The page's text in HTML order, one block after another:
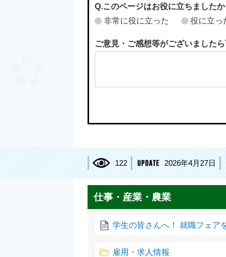
Q.このページはお役に立ちましたか
非常に役に立った
役に立っ
ご意見・ご感想等がございました
122 2026年4月27日
仕事・産業・農業
学生の皆さんへ！ 就職フェア
雇用・求人情報